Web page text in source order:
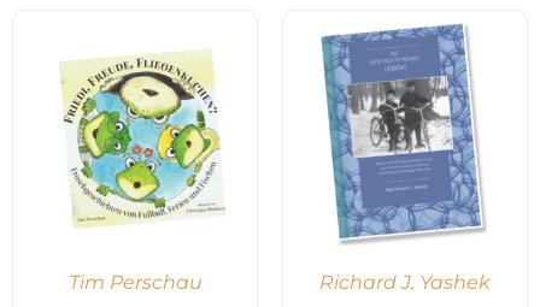
Tim Perschau
Richard J. Yashek